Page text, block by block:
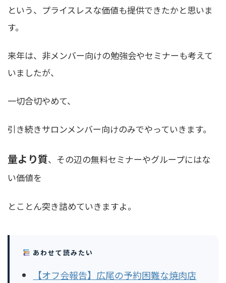
という、プライスレスな価値も提供できたかと思いま
す。
来年は、非メンバー向けの勉強会やセミナーも考えて
いましたが、
一切合切やめて、
引き続きサロンメンバー向けのみでやっていきます。
量より質、その辺の無料セミナーやグループにはな
い価値を
とことん突き詰めていきますよ。
あわせて読みたい
【オフ会報告】広尾の予約困難な焼肉店